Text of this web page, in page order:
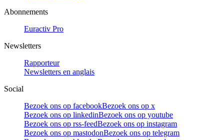
Abonnements
Euractiv Pro
Newsletters
Rapporteur
Newsletters en anglais
Social
Bezoek ons op facebookBezoek ons op x
Bezoek ons op linkedinBezoek ons op youtube
Bezoek ons op rss-feedBezoek ons op instagram
Bezoek ons op mastodonBezoek ons op telegram